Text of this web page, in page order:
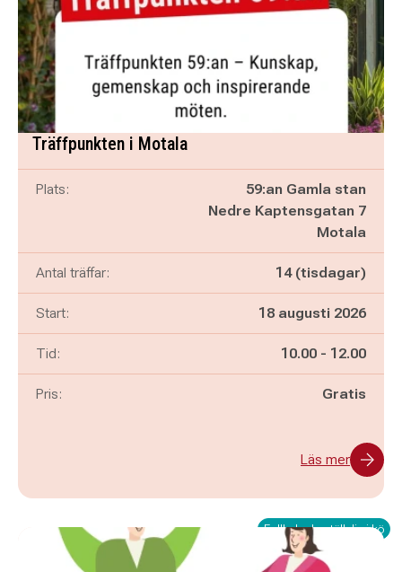
Träffpunkten i Motala
Plats:
59:an Gamla stan
Nedre Kaptensgatan 7
Motala
Antal träffar: 14 (tisdagar)
Start: 18 augusti 2026
Tid: Pågår mellan
10.00 - och
12.00
Pris: Gratis
Läs mer
Fullbokad - ställ dig i kö